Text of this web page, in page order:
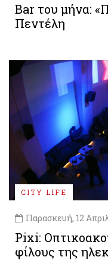
Bar του μήνα:
Πεντέλη
CITY LIFE
Παρασκευή, 12
Pixi:
φίλους της